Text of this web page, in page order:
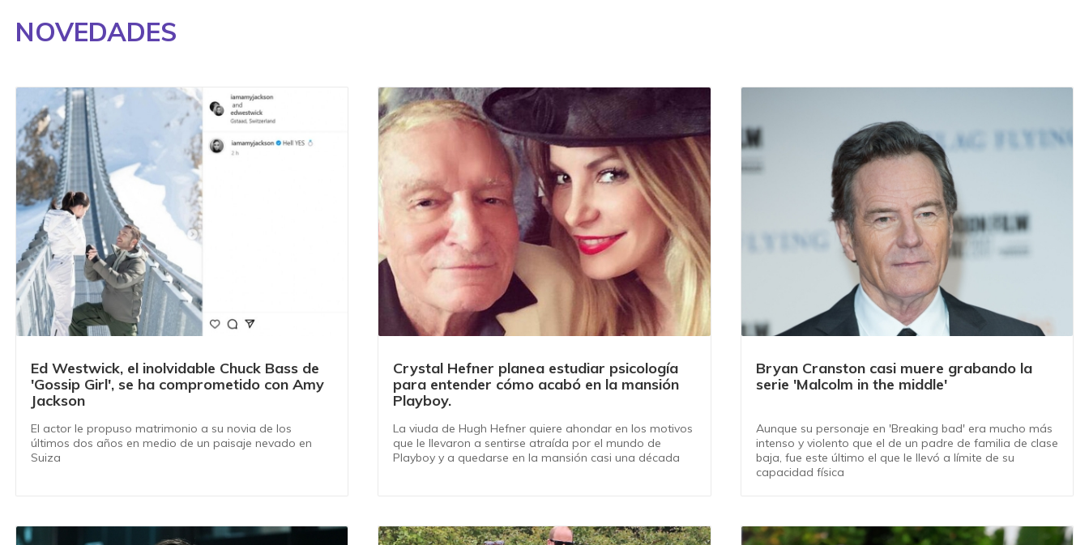
NOVEDADES
Ed Westwick, el inolvidable Chuck Bass de
'Gossip Girl', se ha comprometido con Amy
Jackson
El actor le propuso matrimonio a su novia de los
últimos dos años en medio de un paisaje nevado en
Suiza
Crystal Hefner planea estudiar psicología
para entender cómo acabó en la mansión
Playboy.
La viuda de Hugh Hefner quiere ahondar en los motivos
que le llevaron a sentirse atraída por el mundo de
Playboy y a quedarse en la mansión casi una década
Bryan Cranston casi muere grabando la
serie 'Malcolm in the middle'
Aunque su personaje en 'Breaking bad' era mucho más
intenso y violento que el de un padre de familia de clase
baja, fue este último el que le llevó a límite de su
capacidad física